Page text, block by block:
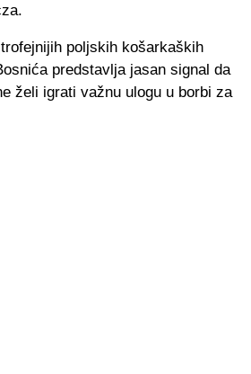
poljskih košarkaških
predstavlja jasan signal da
želi igrati važnu ulogu u borbi za